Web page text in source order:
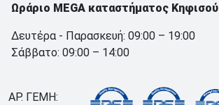
Ωράριο MEGA καταστήματος Κηφισού
Δευτέρα - Παρασκευή: 09:00 – 19:00
Σάββατο: 09:00 – 14:00
ΑΡ. ΓΕΜΗ: